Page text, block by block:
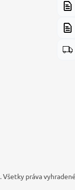
. Všetky práva